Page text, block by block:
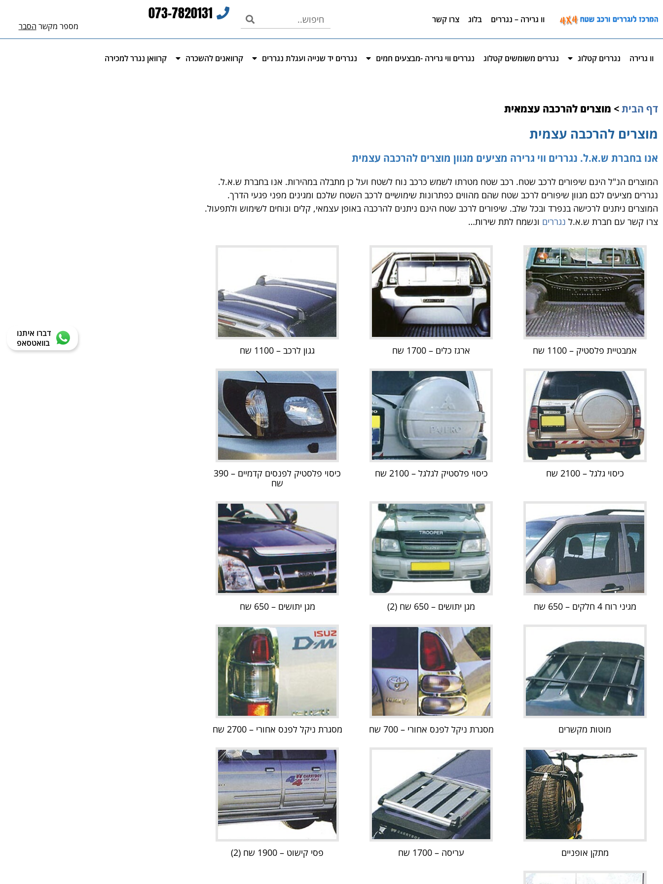
וו גרירה – נגררים בלוג צרו קשר 073-7820131
מספר מקשר הסבר
וו גרירה נגררים קטלוג נגררים משומשים קטלוג נגררים ווי גרירה -מבצעים חמים נגררים יד שנייה ועגלת נגררים קרוואנים להשכרה קרוואן נגרר למכירה
דברו איתנו
בוואטסאפ
דף הבית> מוצרים להרכבה עצמאית
מוצרים להרכבה עצמית
אנו בחברת ש.א.ל. נגררים ווי גרירה מציעים מגוון מוצרים להרכבה עצמית
המוצרים הנ"ל הינם שיפורים לרכב שטח. רכב שטח מטרתו לשמש כרכב נוח לשטח ועל כן מתבלה במהירות. אנו בחברת ש.א.ל.
נגררים מציעים לכם מגוון שיפורים לרכב שטח שהם מהווים כפתרונות שימושיים לרכב השטח שלכם ומגינים מפני פגעי הדרך.
המוצרים ניתנים לרכישה בנפרד ובכל שלב. שיפורים לרכב שטח הינם ניתנים להרכבה באופן עצמאי, קלים ונוחים לשימוש ולתפעול.
צרו קשר עם חברת ש.א.ל נגררים ונשמח לתת שירות…
אמבטיית פלסטיק – 1100 שח ארגז כלים – 1700 שח גגון לרכב – 1100 שח
כיסוי גלגל – 2100 שח כיסוי פלסטיק לגלגל – 2100 שח
כיסוי פלסטיק לפנסים קדמיים – 390
שח
מגיני רוח 4 חלקים – 650 שח מגן יתושים – 650 שח (2) מגן יתושים – 650 שח
מוטות מקשרים מסגרת ניקל לפנס אחורי – 700 שח מסגרת ניקל לפנס אחורי – 2700 שח
מתקן אופניים עריסה – 1700 שח פסי קישוט – 1900 שח (2)